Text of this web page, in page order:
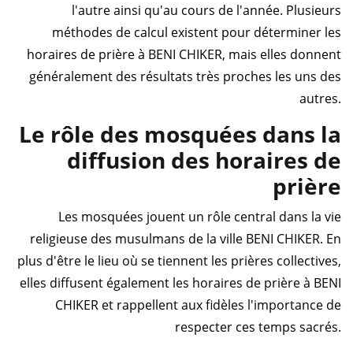
l'autre ainsi qu'au cours de l'année. Plusieurs
méthodes de calcul existent pour déterminer les
horaires de prière à BENI CHIKER, mais elles donnent
généralement des résultats très proches les uns des
autres.
Le rôle des mosquées dans la
diffusion des horaires de
prière
Les mosquées jouent un rôle central dans la vie
religieuse des musulmans de la ville BENI CHIKER. En
plus d'être le lieu où se tiennent les prières collectives,
elles diffusent également les horaires de prière à BENI
CHIKER et rappellent aux fidèles l'importance de
respecter ces temps sacrés.